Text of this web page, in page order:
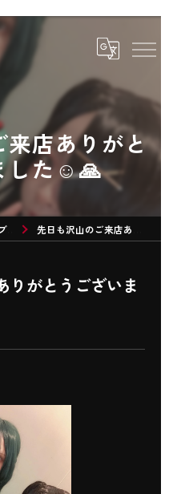
来店ありがと
した☺🙏
グ 先日も沢山のご来店ありがとうございました☺🙏
りがとうございま